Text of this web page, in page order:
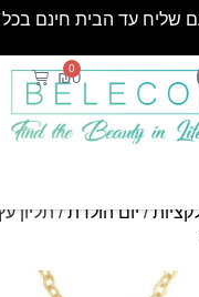
₪0
0
שליח עד הבית חינם בכל
/יום הולדת/ תליון